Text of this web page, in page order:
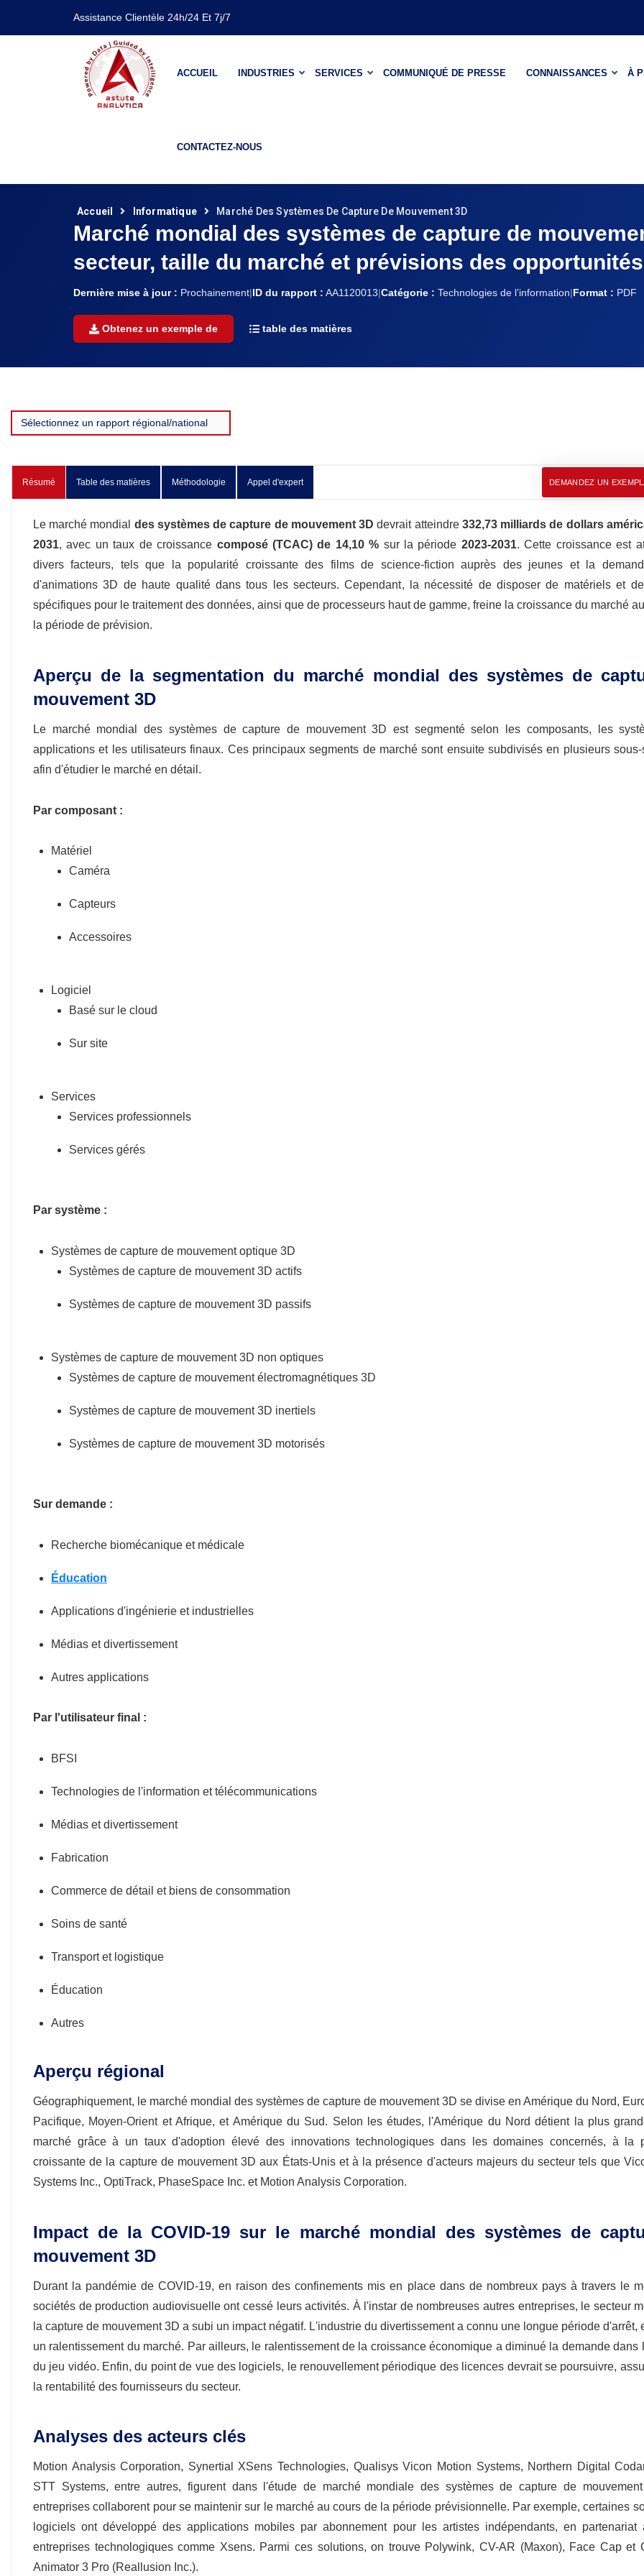
Assistance Clientèle 24h/24 Et 7j/7
ACCUEIL INDUSTRIES SERVICES COMMUNIQUÉ DE PRESSE CONNAISSANCES À
CONTACTEZ-NOUS
Accueil Informatique Marché Des Systèmes De Capture De Mouvement 3D
Marché mondial des systèmes de capture de
secteur, taille du marché et prévisions des
Dernière mise à jour : Prochainement|ID du rapport : AA1120013|Catégorie : Technologies de l’information|Format : PDF
Obtenez un exemple de table des matières
Résumé Table des matières Méthodologie Appel d'expert DEMANDEZ UN
Le marché mondial des systèmes de capture de mouvement 3D devrait atteindre 332,73 milliards de dollars
2031, avec un taux de croissance composé (TCAC) de 14,10 % sur la période 2023-2031. Cette croissance est
divers facteurs, tels que la popularité croissante des films de science-fiction auprès des jeunes et la
d'animations 3D de haute qualité dans tous les secteurs. Cependant, la nécessité de disposer de matériels et
spécifiques pour le traitement des données, ainsi que de processeurs haut de gamme, freine la croissance du marché
la période de prévision.
Aperçu de la segmentation du marché mondial des systèmes de
mouvement 3D
Le marché mondial des systèmes de capture de mouvement 3D est segmenté selon les composants, les
applications et les utilisateurs finaux. Ces principaux segments de marché sont ensuite subdivisés en plusieurs sous-
afin d'étudier le marché en détail.
Par composant :
Matériel
Caméra
Capteurs
Accessoires
Logiciel
Basé sur le cloud
Sur site
Services
Services professionnels
Services gérés
Par système :
Systèmes de capture de mouvement optique 3D
Systèmes de capture de mouvement 3D actifs
Systèmes de capture de mouvement 3D passifs
Systèmes de capture de mouvement 3D non optiques
Systèmes de capture de mouvement électromagnétiques 3D
Systèmes de capture de mouvement 3D inertiels
Systèmes de capture de mouvement 3D motorisés
Sur demande :
Recherche biomécanique et médicale
Éducation
Applications d'ingénierie et industrielles
Médias et divertissement
Autres applications
Par l'utilisateur final :
BFSI
Technologies de l'information et télécommunications
Médias et divertissement
Fabrication
Commerce de détail et biens de consommation
Soins de santé
Transport et logistique
Éducation
Autres
Aperçu régional
Géographiquement, le marché mondial des systèmes de capture de mouvement 3D se divise en Amérique du Nord,
Pacifique, Moyen-Orient et Afrique, et Amérique du Sud. Selon les études, l'Amérique du Nord détient la plus
marché grâce à un taux d'adoption élevé des innovations technologiques dans les domaines concernés, à la
croissante de la capture de mouvement 3D aux États-Unis et à la présence d'acteurs majeurs du secteur tels que
Systems Inc., OptiTrack, PhaseSpace Inc. et Motion Analysis Corporation.
Impact de la COVID-19 sur le marché mondial des systèmes de
mouvement 3D
Durant la pandémie de COVID-19, en raison des confinements mis en place dans de nombreux pays à travers le
sociétés de production audiovisuelle ont cessé leurs activités. À l'instar de nombreuses autres entreprises, le secteur
la capture de mouvement 3D a subi un impact négatif. L'industrie du divertissement a connu une longue période d'arrêt,
un ralentissement du marché. Par ailleurs, le ralentissement de la croissance économique a diminué la demande dans
du jeu vidéo. Enfin, du point de vue des logiciels, le renouvellement périodique des licences devrait se poursuivre,
la rentabilité des fournisseurs du secteur.
Analyses des acteurs clés
Motion Analysis Corporation, Synertial XSens Technologies, Qualisys Vicon Motion Systems, Northern Digital
STT Systems, entre autres, figurent dans l'étude de marché mondiale des systèmes de capture de
entreprises collaborent pour se maintenir sur le marché au cours de la période prévisionnelle. Par exemple, certaines
logiciels ont développé des applications mobiles par abonnement pour les artistes indépendants, en partenariat
entreprises technologiques comme Xsens. Parmi ces solutions, on trouve Polywink, CV-AR (Maxon), Face Cap et
Animator 3 Pro (Reallusion Inc.).